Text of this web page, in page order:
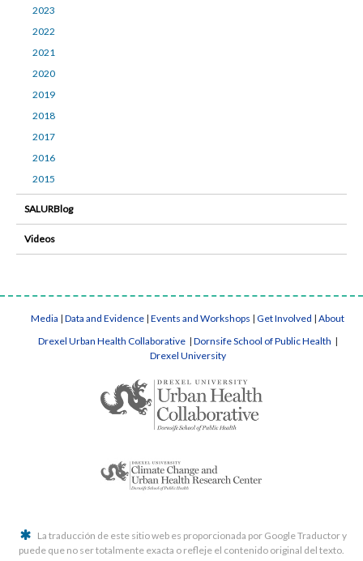
2023
2022
2021
2020
2019
2018
2017
2016
2015
SALURBlog
Videos
Media | Data and Evidence | Events and Workshops | Get Involved | About
Drexel Urban Health Collaborative | Dornsife School of Public Health |
Drexel University
La traducción de este sitio web es proporcionada por Google Traductor y
puede que no ser totalmente exacta o refleje el contenido original del texto.